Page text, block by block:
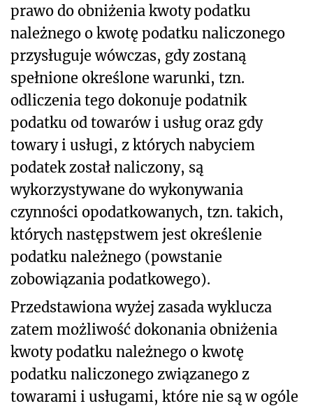
prawo do obniżenia kwoty podatku
należnego o kwotę podatku naliczonego
przysługuje wówczas, gdy zostaną
spełnione określone warunki, tzn.
odliczenia tego dokonuje podatnik
podatku od towarów i usług oraz gdy
towary i usługi, z których nabyciem
podatek został naliczony, są
wykorzystywane do wykonywania
czynności opodatkowanych, tzn. takich,
których następstwem jest określenie
podatku należnego (powstanie
zobowiązania podatkowego).
Przedstawiona wyżej zasada wyklucza
zatem możliwość dokonania obniżenia
kwoty podatku należnego o kwotę
podatku naliczonego związanego z
towarami i usługami, które nie są w ogóle